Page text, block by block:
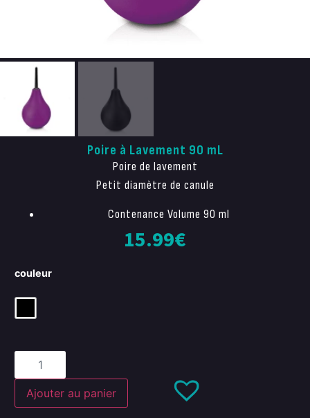
Poire à Lavement 90 mL
Poire de lavement
Petit diamètre de canule
Contenance Volume 90 ml
15.99€
couleur
Ajouter au panier